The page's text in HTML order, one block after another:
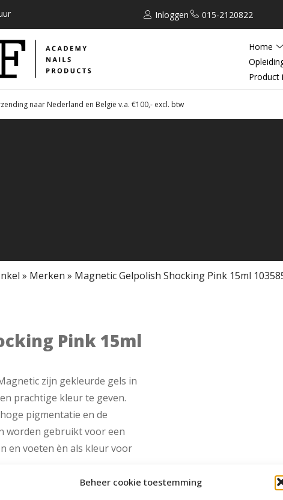
Beheer cookie toestemming
Inloggen 015-2120822
Home
Product
naar Nederland en België v.a. €100,- excl. btw
» Merken » Magnetic Gelpolish Shocking Pink 15ml
Pink 15ml
zijn gekleurde gels in
prachtige kleur te geven.
pigmentatie en de
worden gebruikt voor een
en voeten èn als kleur voor
Glitter om de zon extra te